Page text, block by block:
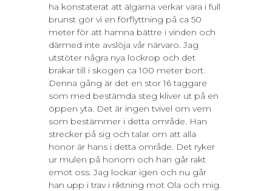
ha konstaterat att älgarna verkar vara i full
brunst gör vi en förflyttning på ca 50
meter för att hamna bättre i vinden och
därmed inte avslöja vår närvaro. Jag
utstöter några nya lockrop och det
brakar till i skogen ca 100 meter bort.
Denna gång är det en stor 16 taggare
som med bestämda steg kliver ut på en
öppen yta. Det är ingen tvivel om vem
som bestämmer i detta område. Han
strecker på sig och talar om att alla
honor är hans i detta område. Det ryker
ur mulen på honom och han går rakt
emot oss. Jag lockar igen och nu går
han upp i trav i riktning mot Ola och mig.